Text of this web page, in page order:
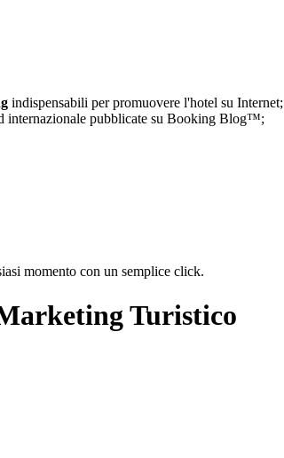
indispensabili per promuovere l'hotel su Internet;
internazionale pubblicate su Booking Blog™;
momento con un semplice click.
Turistico